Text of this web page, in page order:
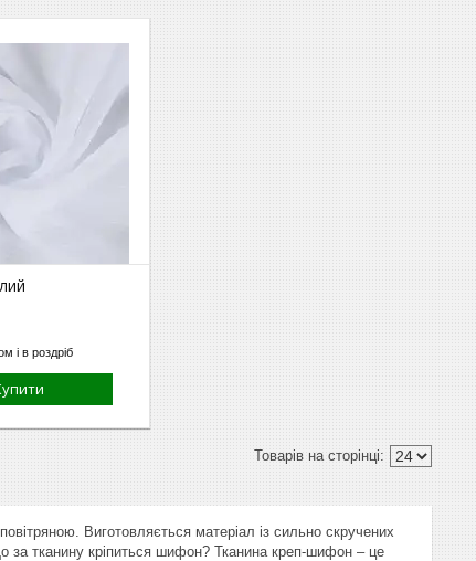
і в роздріб
Виготовляється матеріал із сильно скручених
за тканину кріпиться шифон? Тканина креп-шифон – це